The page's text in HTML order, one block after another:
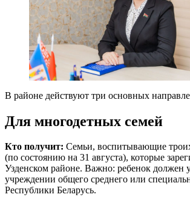
В районе действуют три основных
Для многодетных семей
Кто получит: Семьи, воспитывающие
(по состоянию на 31 августа), которые
Узденском районе. Важно: ребенок должен
учреждении общего среднего или
Республики Беларусь.